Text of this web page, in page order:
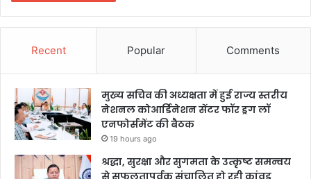
Recent Popular Comments
मुख्य सचिव की अध्यक्षता में हुई राज्य स्तरीय
नेशनल कोआर्डिनेशन सेंटर फॉर ड्रग लॉ
एनफोर्समेंट की बैठक
19 hours ago
श्रद्धा, सुरक्षा और सुगमता के उत्कृष्ट समन्वय
से सफलतापूर्वक संचालित हो रही कांवड़